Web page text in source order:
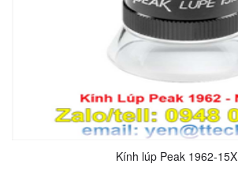
Kính lúp Peak 1962-15X